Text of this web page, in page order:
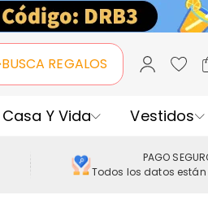
BUSCA REGALOS
Casa Y Vida Vestidos
PAGO
Todos los datos